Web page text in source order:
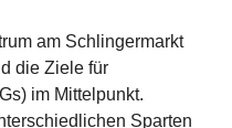
am Schlingermarkt
die Ziele für
im Mittelpunkt.
Sparten